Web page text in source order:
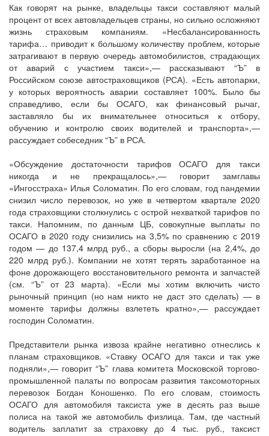
Как говорят на рынке, владельцы такси составляют малый
процент от всех автовладельцев страны, но сильно осложняют
жизнь страховым компаниям. «Несбалансированность
тарифа… приводит к большому количеству проблем, которые
затрагивают в первую очередь автомобилистов, страдающих
от аварий с участием такси»,— рассказывают “Ъ” в
Российском союзе автостраховщиков (РСА). «Есть автопарки,
у которых вероятность аварии составляет 100%. Было бы
справедливо, если бы ОСАГО, как финансовый рычаг,
заставляло бы их внимательнее относиться к отбору,
обучению и контролю своих водителей и транспорта»,—
рассуждает собеседник “Ъ” в РСА.
«Обсуждение достаточности тарифов ОСАГО для такси
никогда и не прекращалось»,— говорит замглавы
«Ингосстраха» Илья Соломатин. По его словам, год пандемии
снизил число перевозок, но уже в четвертом квартале 2020
года страховщики столкнулись с острой нехваткой тарифов по
такси. Напомним, по данным ЦБ, совокупные выплаты по
ОСАГО в 2020 году снизились на 3,5% по сравнению с 2019
годом — до 137,4 млрд руб., а сборы выросли (на 2,4%, до
220 млрд руб.). Компании не хотят терять заработанное на
фоне дорожающего восстановительного ремонта и запчастей
(см. “Ъ” от 23 марта). «Если мы хотим включить чисто
рыночный принцип (но нам никто не даст это сделать) — в
моменте тарифы должны взлететь кратно»,— рассуждает
господин Соломатин.
Представители рынка извоза крайне негативно отнеслись к
планам страховщиков. «Ставку ОСАГО для такси и так уже
подняли»,— говорит “Ъ” глава комитета Московской торгово-
промышленной палаты по вопросам развития таксомоторных
перевозок Богдан Коношенко. По его словам, стоимость
ОСАГО для автомобиля таксиста уже в десять раз выше
полиса на такой же автомобиль физлица. Там, где частный
водитель заплатит за страховку до 4 тыс. руб., таксист